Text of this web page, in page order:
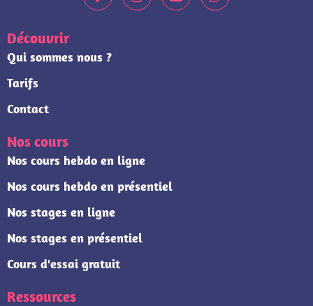
Découvrir
Qui sommes nous ?
Tarifs
Contact
Nos cours
Nos cours hebdo en ligne
Nos cours hebdo en présentiel
Nos stages en ligne
Nos stages en présentiel
Cours d'essai gratuit
Ressources